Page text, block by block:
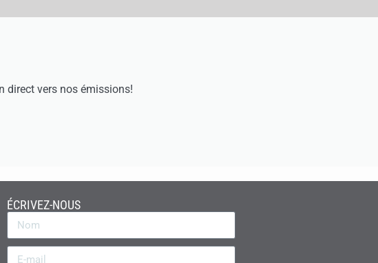
direct vers nos émissions!
ÉCRIVEZ-NOUS